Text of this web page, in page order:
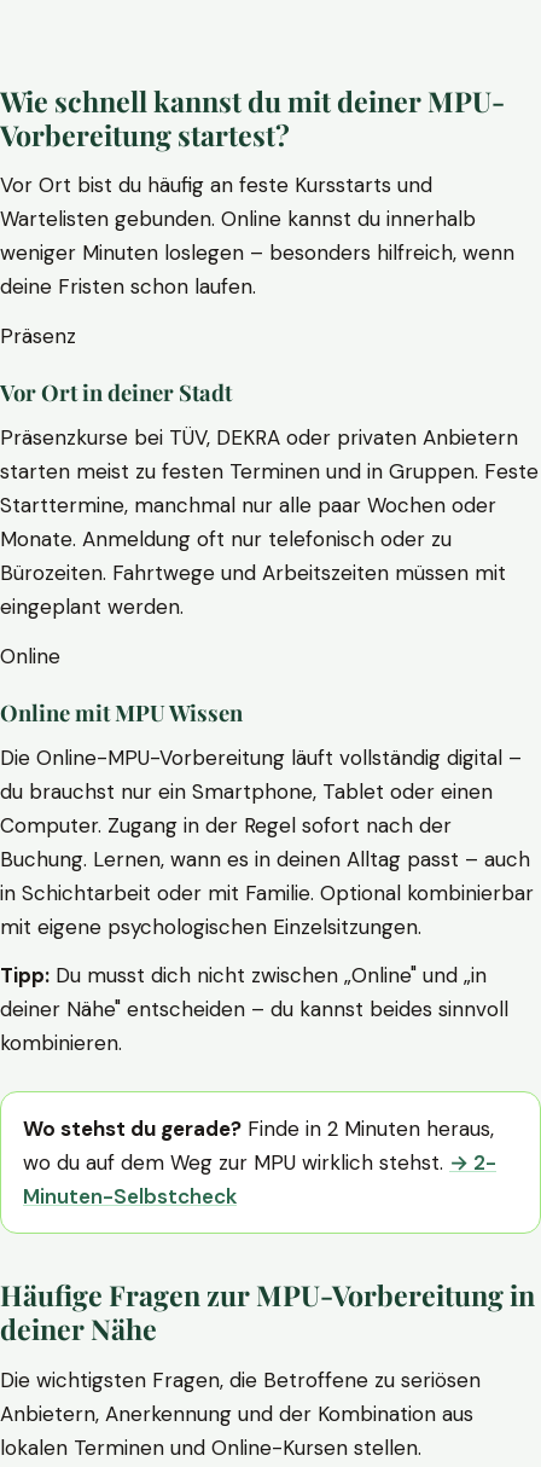
Wie schnell kannst du mit deiner MPU-
Vorbereitung startest?
Vor Ort bist du häufig an feste Kursstarts und
Wartelisten gebunden. Online kannst du innerhalb
weniger Minuten loslegen – besonders hilfreich, wenn
deine Fristen schon laufen.
Präsenz
Vor Ort in deiner Stadt
Präsenzkurse bei TÜV, DEKRA oder privaten Anbietern
starten meist zu festen Terminen und in Gruppen. Feste
Starttermine, manchmal nur alle paar Wochen oder
Monate. Anmeldung oft nur telefonisch oder zu
Bürozeiten. Fahrtwege und Arbeitszeiten müssen mit
eingeplant werden.
Online
Online mit MPU Wissen
Die Online-MPU-Vorbereitung läuft vollständig digital –
du brauchst nur ein Smartphone, Tablet oder einen
Computer. Zugang in der Regel sofort nach der
Buchung. Lernen, wann es in deinen Alltag passt – auch
in Schichtarbeit oder mit Familie. Optional kombinierbar
mit eigene psychologischen Einzelsitzungen.
Tipp: Du musst dich nicht zwischen „Online" und „in
deiner Nähe" entscheiden – du kannst beides sinnvoll
kombinieren.
Wo stehst du gerade? Finde in 2 Minuten heraus,
wo du auf dem Weg zur MPU wirklich stehst. → 2-
Minuten-Selbstcheck
Häufige Fragen zur MPU-Vorbereitung in
deiner Nähe
Die wichtigsten Fragen, die Betroffene zu seriösen
Anbietern, Anerkennung und der Kombination aus
lokalen Terminen und Online-Kursen stellen.